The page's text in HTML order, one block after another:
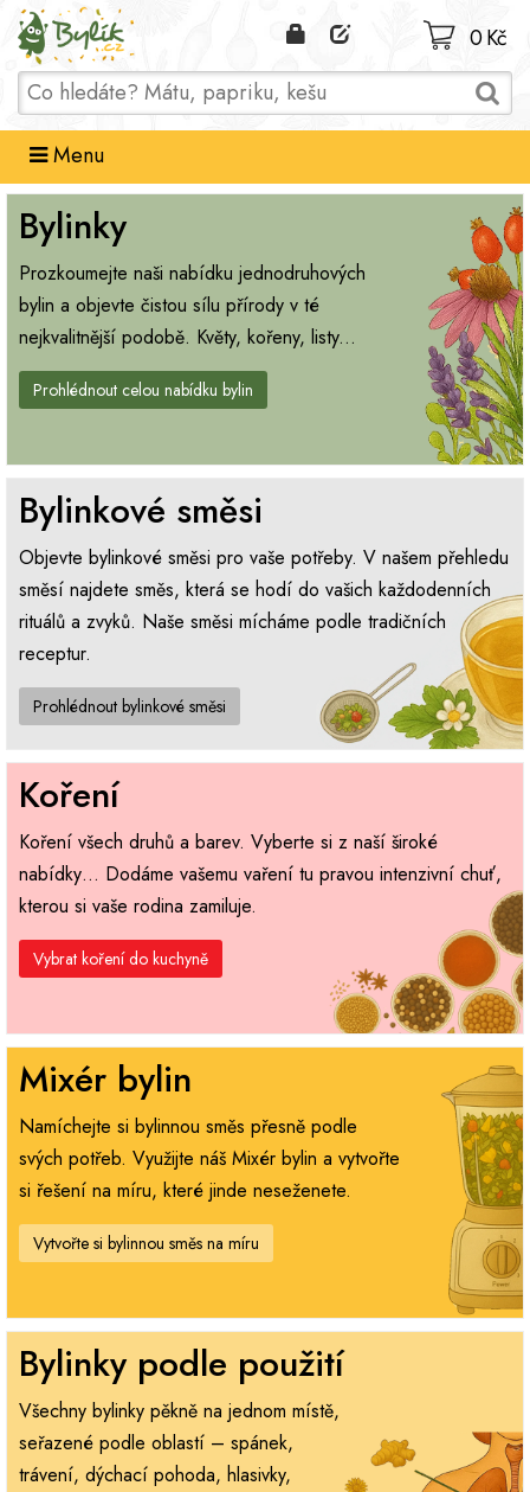
Domů
0 Kč
Menu
Bylinky
Prozkoumejte naši nabídku jednodruhových
bylin a objevte čistou sílu přírody v té
nejkvalitnější podobě. Květy, kořeny, listy...
Prohlédnout celou nabídku bylin
Bylinkové směsi
Objevte bylinkové směsi pro vaše potřeby. V našem přehledu
směsí najdete směs, která se hodí do vašich každodenních
rituálů a zvyků. Naše směsi mícháme podle tradičních
receptur.
Prohlédnout bylinkové směsi
Koření
Koření všech druhů a barev. Vyberte si z naší široké
nabídky… Dodáme vašemu vaření tu pravou intenzivní chuť,
kterou si vaše rodina zamiluje.
Vybrat koření do kuchyně
Mixér bylin
Namíchejte si bylinnou směs přesně podle
svých potřeb. Využijte náš Mixér bylin a vytvořte
si řešení na míru, které jinde neseženete.
Vytvořte si bylinnou směs na míru
Bylinky podle použití
Všechny bylinky pěkně na jednom místě,
seřazené podle oblastí – spánek,
trávení, dýchací pohoda, hlasivky,